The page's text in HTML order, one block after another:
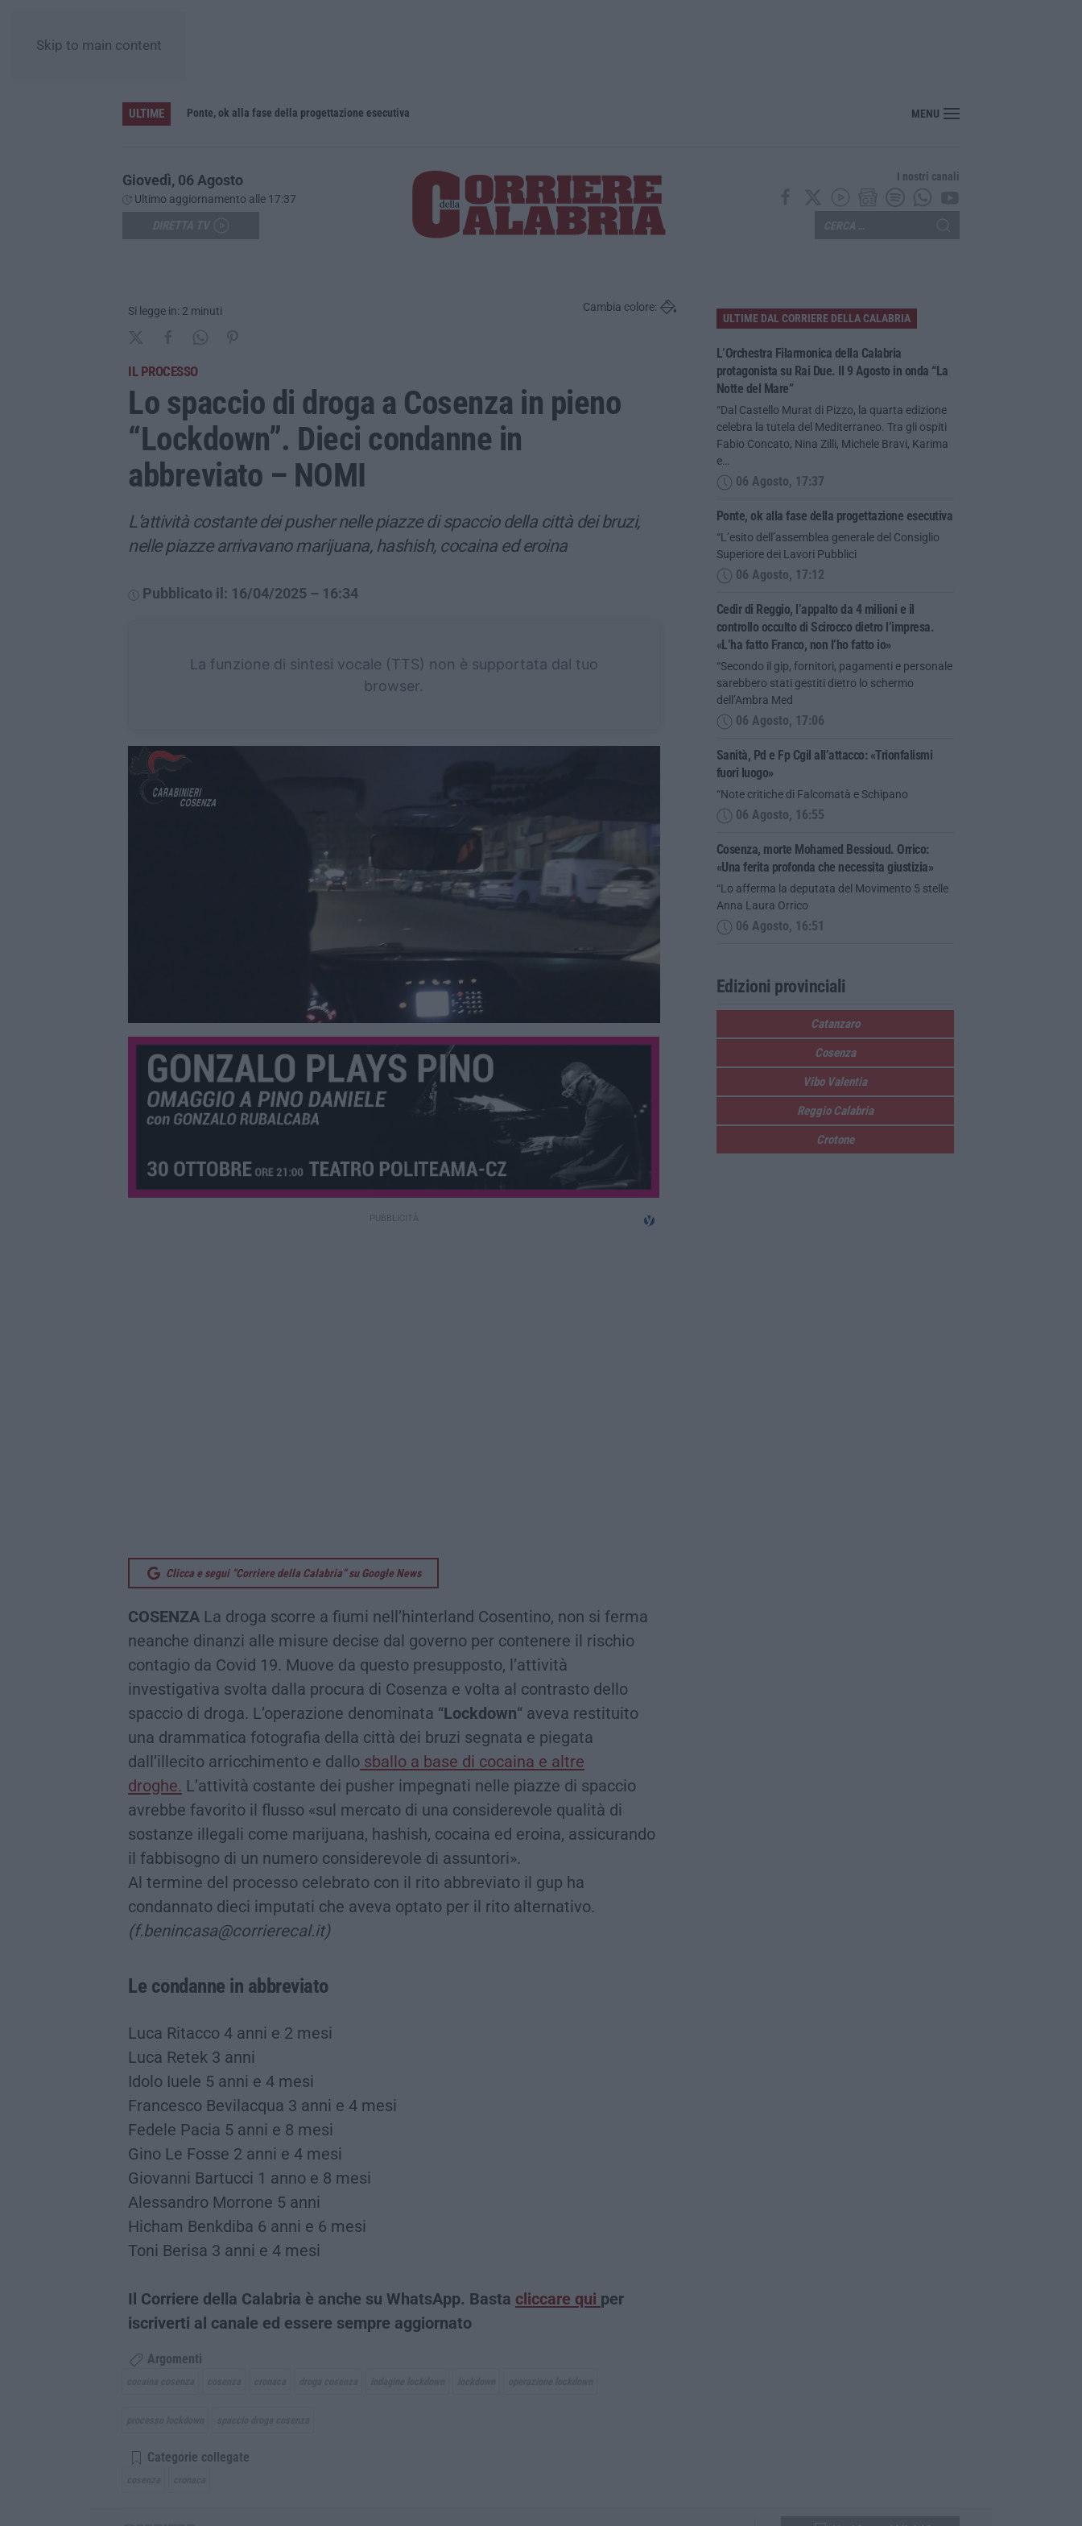
Skip to main content
ULTIME
L’Orchestra Filarmonica della Calabria protagonista su Rai Due. Il 9 Agosto in onda “La Notte del Mare” Ponte, ok alla fase della progettazione esecutiva MENU
Giovedì, 06 Agosto
Ultimo aggiornamento alle 17:37
I nostri canali
Si legge in: 2 minuti Cambia colore:
IL PROCESSO
Lo spaccio di droga a Cosenza in pieno
“Lockdown”. Dieci condanne in
abbreviato – NOMI
L’attività costante dei pusher nelle piazze di spaccio della città dei bruzi,
nelle piazze arrivavano marijuana, hashish, cocaina ed eroina
Pubblicato il: 16/04/2025 – 16:34
La funzione di sintesi vocale (TTS) non è supportata dal tuo
browser.
Clicca e segui “Corriere della Calabria” su Google News
COSENZA La droga scorre a fiumi nell’hinterland Cosentino, non si ferma
neanche dinanzi alle misure decise dal governo per contenere il rischio
contagio da Covid 19. Muove da questo presupposto, l’attività
investigativa svolta dalla procura di Cosenza e volta al contrasto dello
spaccio di droga. L’operazione denominata “Lockdown“ aveva restituito
una drammatica fotografia della città dei bruzi segnata e piegata
dall’illecito arricchimento e dallo sballo a base di cocaina e altre
droghe. L’attività costante dei pusher impegnati nelle piazze di spaccio
avrebbe favorito il flusso «sul mercato di una considerevole qualità di
sostanze illegali come marijuana, hashish, cocaina ed eroina, assicurando
il fabbisogno di un numero considerevole di assuntori».
Al termine del processo celebrato con il rito abbreviato il gup ha
condannato dieci imputati che aveva optato per il rito alternativo.
(f.benincasa@corrierecal.it)
Le condanne in abbreviato
Luca Ritacco 4 anni e 2 mesi
Luca Retek 3 anni
Idolo Iuele 5 anni e 4 mesi
Francesco Bevilacqua 3 anni e 4 mesi
Fedele Pacia 5 anni e 8 mesi
Gino Le Fosse 2 anni e 4 mesi
Giovanni Bartucci 1 anno e 8 mesi
Alessandro Morrone 5 anni
Hicham Benkdiba 6 anni e 6 mesi
Toni Berisa 3 anni e 4 mesi
Il Corriere della Calabria è anche su WhatsApp. Basta cliccare qui per
iscriverti al canale ed essere sempre aggiornato
Argomenti
Categorie collegate
ULTIME DAL CORRIERE DELLA CALABRIA
L’Orchestra Filarmonica della Calabria
protagonista su Rai Due. Il 9 Agosto in onda “La
Notte del Mare”
“Dal Castello Murat di Pizzo, la quarta edizione
celebra la tutela del Mediterraneo. Tra gli ospiti
Fabio Concato, Nina Zilli, Michele Bravi, Karima
e…
06 Agosto, 17:37
Ponte, ok alla fase della progettazione esecutiva
“L’esito dell’assemblea generale del Consiglio
Superiore dei Lavori Pubblici
06 Agosto, 17:12
Cedir di Reggio, l’appalto da 4 milioni e il
controllo occulto di Scirocco dietro l’impresa.
«L’ha fatto Franco, non l’ho fatto io»
“Secondo il gip, fornitori, pagamenti e personale
sarebbero stati gestiti dietro lo schermo
dell’Ambra Med
06 Agosto, 17:06
Sanità, Pd e Fp Cgil all’attacco: «Trionfalismi
fuori luogo»
“Note critiche di Falcomatà e Schipano
06 Agosto, 16:55
Cosenza, morte Mohamed Bessioud. Orrico:
«Una ferita profonda che necessita giustizia»
“Lo afferma la deputata del Movimento 5 stelle
Anna Laura Orrico
06 Agosto, 16:51
Edizioni provinciali
Catanzaro
Cosenza
Vibo Valentia
Reggio Calabria
Crotone